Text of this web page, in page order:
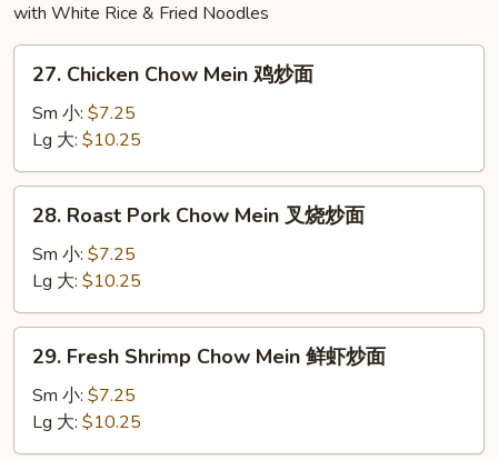
with White Rice & Fried Noodles
Chicken
Chow
Mein
鸡
炒
27. Chicken Chow Mein 鸡炒面
Sm 小: $7.25
Lg 大: $10.25
Roast
Pork
Chow
Mein
叉
28. Roast Pork Chow Mein 叉烧炒面
Sm 小: $7.25
Lg 大: $10.25
Fresh
Shrimp
Chow
Mein
29. Fresh Shrimp Chow Mein 鲜虾炒面
Sm 小: $7.25
Lg 大: $10.25